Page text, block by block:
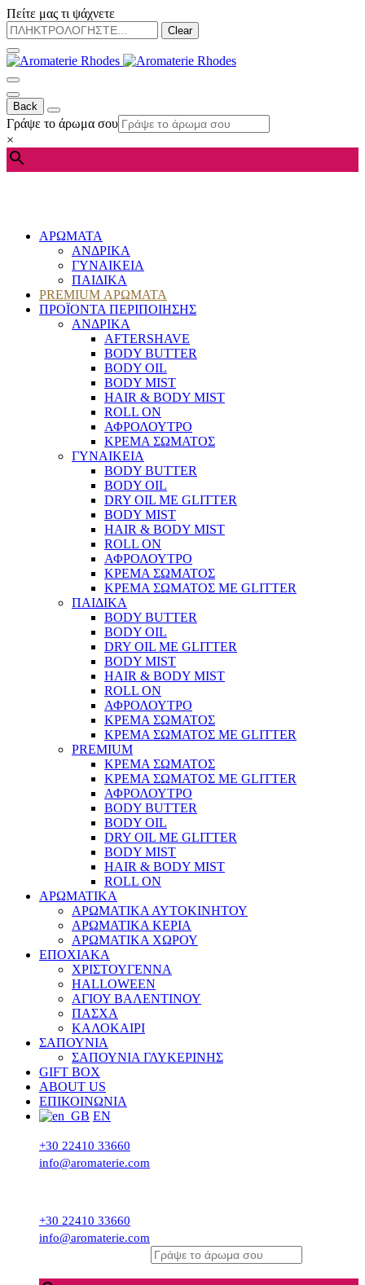
Πείτε μας τι ψάχνετε
Clear
Back
Γράψε το άρωμα σου
×
ΑΡΩΜΑΤΑ
ΑΝΔΡΙΚΑ
ΓΥΝΑΙΚΕΙΑ
ΠΑΙΔΙΚΑ
PREMIUM ΑΡΩΜΑΤΑ
ΠΡΟΪΟΝΤΑ ΠΕΡΙΠΟΙΗΣΗΣ
ΑΝΔΡΙΚΑ
AFTERSHAVE
BODY BUTTER
BODY OIL
BODY MIST
HAIR & BODY MIST
ROLL ON
ΑΦΡΟΛΟΥΤΡΟ
ΚΡΕΜΑ ΣΩΜΑΤΟΣ
ΓΥΝΑΙΚΕΙΑ
BODY BUTTER
BODY OIL
DRY OIL ΜΕ GLITTER
BODY MIST
HAIR & BODY MIST
ROLL ON
ΑΦΡΟΛΟΥΤΡΟ
ΚΡΕΜΑ ΣΩΜΑΤΟΣ
ΚΡΕΜΑ ΣΩΜΑΤΟΣ ΜΕ GLITTER
ΠΑΙΔΙΚΑ
BODY BUTTER
BODY OIL
DRY OIL ΜΕ GLITTER
BODY MIST
HAIR & BODY MIST
ROLL ON
ΑΦΡΟΛΟΥΤΡΟ
ΚΡΕΜΑ ΣΩΜΑΤΟΣ
ΚΡΕΜΑ ΣΩΜΑΤΟΣ ΜΕ GLITTER
PREMIUM
ΚΡΕΜΑ ΣΩΜΑΤΟΣ
ΚΡΕΜΑ ΣΩΜΑΤΟΣ ΜΕ GLITTER
ΑΦΡΟΛΟΥΤΡΟ
BODY BUTTER
BODY OIL
DRY OIL ΜΕ GLITTER
BODY MIST
HAIR & BODY MIST
ROLL ON
ΑΡΩΜΑΤΙΚΑ
ΑΡΩΜΑΤΙΚΑ ΑΥΤΟΚΙΝΗΤΟΥ
ΑΡΩΜΑΤΙΚΑ ΚΕΡΙΑ
ΑΡΩΜΑΤΙΚΑ ΧΩΡΟΥ
ΕΠΟΧΙΑΚΑ
ΧΡΙΣΤΟΥΓΕΝΝΑ
HALLOWEEN
ΑΓΙΟΥ ΒΑΛΕΝΤΙΝΟΥ
ΠΑΣΧΑ
ΚΑΛΟΚΑΙΡΙ
ΣΑΠΟΥΝΙΑ
ΣΑΠΟΥΝΙΑ ΓΛΥΚΕΡΙΝΗΣ
GIFT BOX
ABOUT US
ΕΠΙΚΟΙΝΩΝΙΑ
EN
+30 22410 33660
info@aromaterie.com
+30 22410 33660
info@aromaterie.com